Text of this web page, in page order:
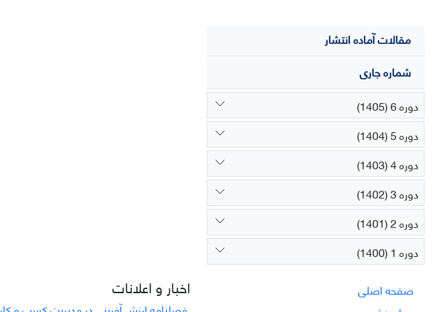
مقالات آماده انتشار
شماره جاری
دوره 6 (1405)
دوره 5 (1404)
دوره 4 (1403)
دوره 3 (1402)
دوره 2 (1401)
دوره 1 (1400)
صفحه اصلی
اخبار و اعلانات